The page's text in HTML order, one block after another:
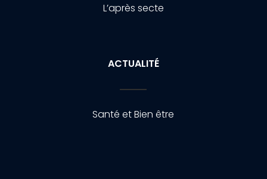
L’après secte
ACTUALITÉ
Santé et Bien être